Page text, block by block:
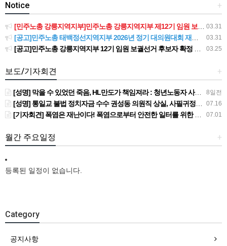
+
Notice
03.31
[민주노총 강릉지역지부]민주노총 강릉지역지부 제12기 임원 보궐선거결과 공고
03.31
[공고]민주노총 태백정선지역지부 2026년 정기 대의원대회 재소집 건
03.25
[공고]민주노총 강릉지역지부 12기 임원 보궐선거 후보자 확정 공고
+
보도/기자회견
8일전
[성명] 막을 수 있었던 죽음, HL만도가 책임져라 : 청년노동자 사망사고의 철저한 진상규명과 재발방지 대책 마련하라
07.16
[성명] 통일교 불법 정치자금 수수 권성동 의원직 상실, 사필귀정이다
07.01
[기자회견] 폭염은 재난이다! 폭염으로부터 안전한 일터를 위한 민주노총 강원지역본부 폭염감시단 선포 기자회견
+
월간 주요일정
등록된 일정이 없습니다.
Category
공지사항